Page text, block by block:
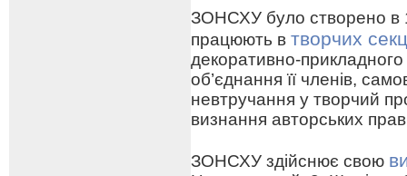
ЗОНСХУ було створено в
працюють в творчих
декоративно-
об’єднання її членів,
невтручання у творчий
визнання авторських
ЗОНСХУ здійснює свою